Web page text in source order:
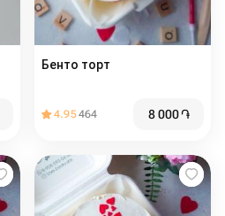
Бенто торт
4.95464 8 000֏